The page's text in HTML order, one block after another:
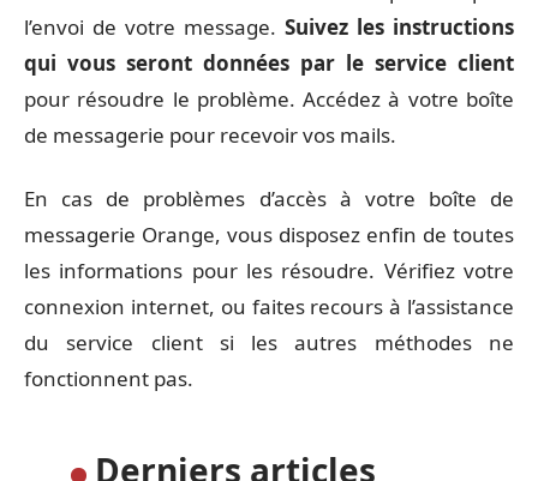
l’envoi de votre message. Suivez les instructions
qui vous seront données par le service client
pour résoudre le problème. Accédez à votre boîte
de messagerie pour recevoir vos mails.
En cas de problèmes d’accès à votre boîte de
messagerie Orange, vous disposez enfin de toutes
les informations pour les résoudre. Vérifiez votre
connexion internet, ou faites recours à l’assistance
du service client si les autres méthodes ne
fonctionnent pas.
Derniers articles